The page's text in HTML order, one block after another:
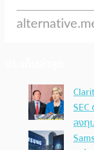
ลงทุ